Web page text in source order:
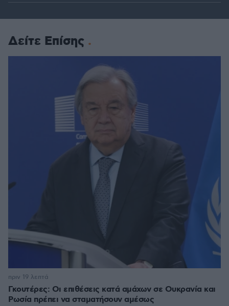
Δείτε Επίσης
Γκουτέρες: Οι επιθέσεις κατά αμάχων σε Ουκρανία και
Ρωσία πρέπει να σταματήσουν αμέσως
πριν 19 λεπτά